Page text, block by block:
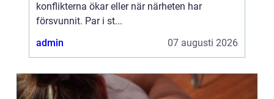
konflikterna ökar eller när närheten har
försvunnit. Par i st...
admin
07 augusti 2026